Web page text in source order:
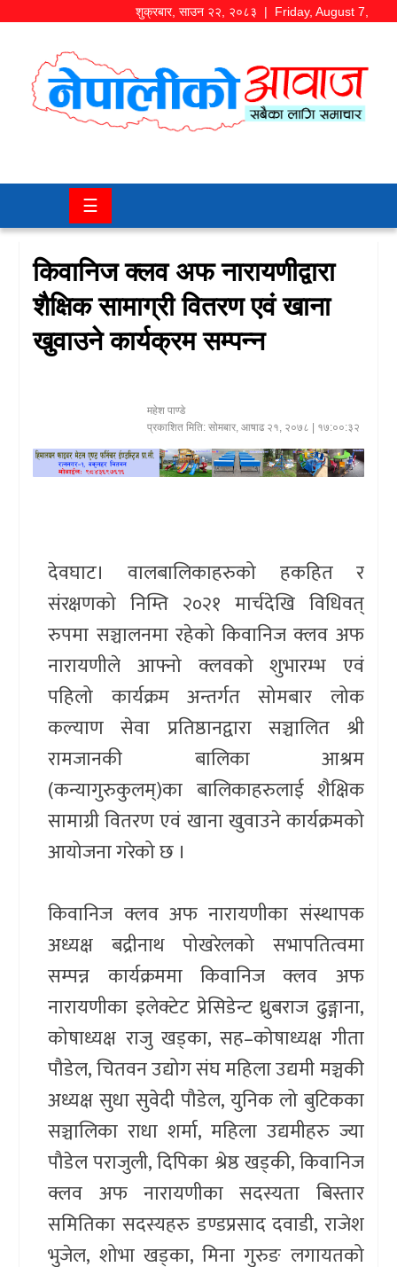
शुक्रबार, साउन २२, २०८३ | Friday, August 7,
समाज/
चितवन
कला/
मनोरञ्जन
बजार
प्रदेश
स्वास्थ्य/
रोचक
अन्तर्वार्ता
☰
किवानिज क्लव अफ नारायणीद्वारा
शैक्षिक सामाग्री वितरण एवं खाना
खुवाउने कार्यक्रम सम्पन्न
महेश पाण्डे
प्रकाशित मिति: सोमबार, आषाढ २१, २०७८ | १७:००:३२
देवघाट। वालबालिकाहरुको हकहित र
संरक्षणको निम्ति २०२१ मार्चदेखि विधिवत्
रुपमा सञ्चालनमा रहेको किवानिज क्लव अफ
नारायणीले आफ्नो क्लवको शुभारम्भ एवं
पहिलो कार्यक्रम अन्तर्गत सोमबार लोक
कल्याण सेवा प्रतिष्ठानद्वारा सञ्चालित श्री
रामजानकी बालिका आश्रम
(कन्यागुरुकुलम्)का बालिकाहरुलाई शैक्षिक
सामाग्री वितरण एवं खाना खुवाउने कार्यक्रमको
आयोजना गरेको छ ।
किवानिज क्लव अफ नारायणीका संस्थापक
अध्यक्ष बद्रीनाथ पोखरेलको सभापतित्वमा
सम्पन्न कार्यक्रममा किवानिज क्लव अफ
नारायणीका इलेक्टेट प्रेसिडेन्ट ध्रुबराज ढुङ्गाना,
कोषाध्यक्ष राजु खड्का, सह–कोषाध्यक्ष गीता
पौडेल, चितवन उद्योग संघ महिला उद्यमी मञ्चकी
अध्यक्ष सुधा सुवेदी पौडेल, युनिक लो बुटिकका
सञ्चालिका राधा शर्मा, महिला उद्यमीहरु ज्या
पौडेल पराजुली, दिपिका श्रेष्ठ खड्की, किवानिज
क्लव अफ नारायणीका सदस्यता बिस्तार
समितिका सदस्यहरु डण्डप्रसाद दवाडी, राजेश
भुजेल, शोभा खड्का, मिना गुरुङ लगायतको